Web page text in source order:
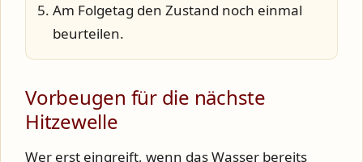
Am Folgetag den Zustand noch einmal
beurteilen.
Vorbeugen für die nächste
Hitzewelle
Wer erst eingreift, wenn das Wasser bereits